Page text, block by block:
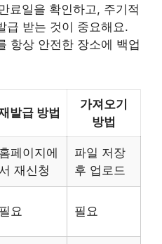
료일을 확인하고, 주기적
급 받는 것이 중요해요.
항상 안전한 장소에 백업
발급 방법
가져오기
방법
홈페이지에
서 재신청
파일 저장
후 업로드
필요 필요